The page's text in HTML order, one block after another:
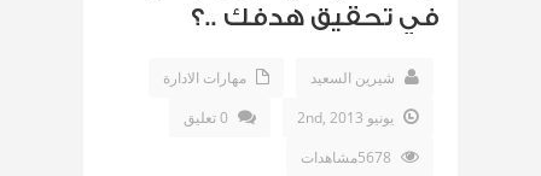
في تحقيق هدفك ..؟
شيرين السعيد
مهارات الادارة
يونيو 2nd, 2013
0 تعليق